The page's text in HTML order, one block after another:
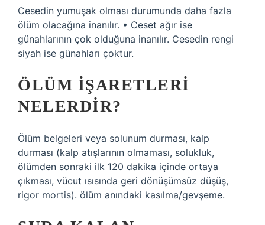
Cesedin yumuşak olması durumunda daha fazla
ölüm olacağına inanılır. • Ceset ağır ise
günahlarının çok olduğuna inanılır. Cesedin rengi
siyah ise günahları çoktur.
ÖLÜM IŞARETLERI
NELERDIR?
Ölüm belgeleri veya solunum durması, kalp
durması (kalp atışlarının olmaması, solukluk,
ölümden sonraki ilk 120 dakika içinde ortaya
çıkması, vücut ısısında geri dönüşümsüz düşüş,
rigor mortis). ölüm anındaki kasılma/gevşeme.